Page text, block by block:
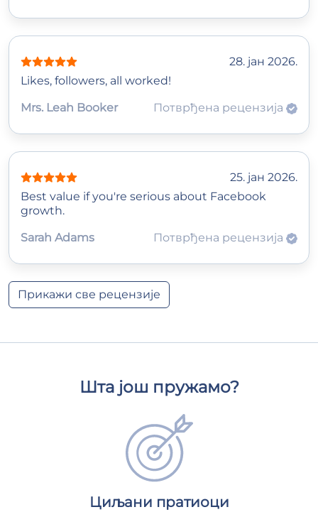
28. јан 2026.
Likes, followers, all worked!
Mrs. Leah Booker
Потврђена рецензија
25. јан 2026.
Best value if you're serious about Facebook
growth.
Sarah Adams
Потврђена рецензија
Прикажи све рецензије
Шта још пружамо?
Циљани пратиоци